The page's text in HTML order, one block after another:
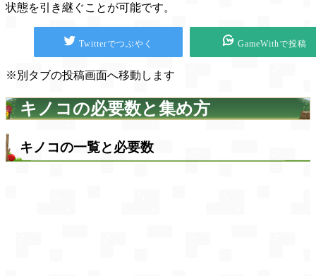
状態を引き継ぐことが可能です。
Twitterでつぶやく GameWithで投稿
※別タブの投稿画面へ移動します
キノコの必要数と集め方
キノコの一覧と必要数